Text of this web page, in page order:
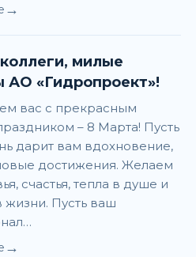
→
милые
«Гидропроект»!
вас с прекрасным
– 8 Марта! Пусть
дарит вам вдохновение,
достижения. Желаем
счастья, тепла в душе и
жизни. Пусть ваш
→